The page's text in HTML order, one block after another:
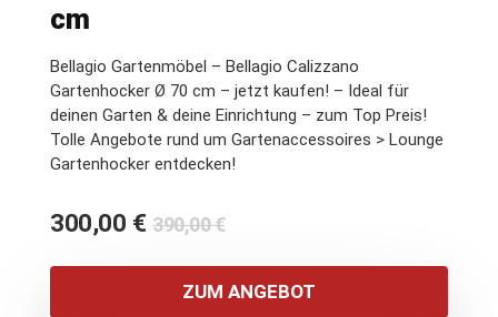
cm
Bellagio Gartenmöbel – Bellagio Calizzano
Gartenhocker Ø 70 cm – jetzt kaufen! – Ideal für
deinen Garten & deine Einrichtung – zum Top Preis!
Tolle Angebote rund um Gartenaccessoires > Lounge
Gartenhocker entdecken!
390,00€Ursprünglicher
war:
390,00 €
300,00 €
Aktueller
ist:
300,00 €.
ZUM ANGEBOT